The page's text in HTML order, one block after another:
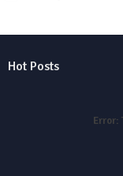
Hot Posts
Error: